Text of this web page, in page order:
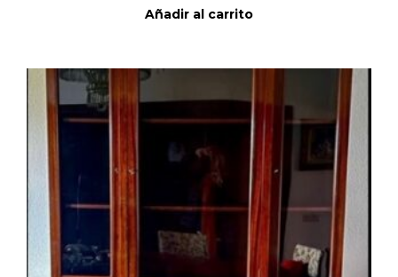
Añadir al carrito